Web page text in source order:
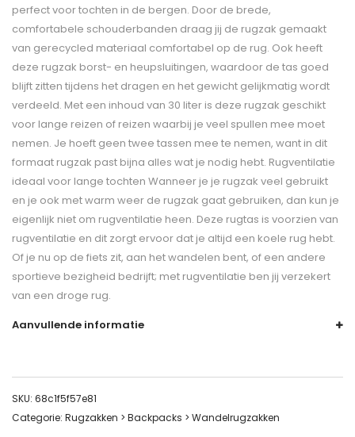
perfect voor tochten in de bergen. Door de brede,
comfortabele schouderbanden draag jij de rugzak gemaakt
van gerecycled materiaal comfortabel op de rug. Ook heeft
deze rugzak borst- en heupsluitingen, waardoor de tas goed
blijft zitten tijdens het dragen en het gewicht gelijkmatig wordt
verdeeld. Met een inhoud van 30 liter is deze rugzak geschikt
voor lange reizen of reizen waarbij je veel spullen mee moet
nemen. Je hoeft geen twee tassen mee te nemen, want in dit
formaat rugzak past bijna alles wat je nodig hebt. Rugventilatie
ideaal voor lange tochten Wanneer je je rugzak veel gebruikt
en je ook met warm weer de rugzak gaat gebruiken, dan kun je
eigenlijk niet om rugventilatie heen. Deze rugtas is voorzien van
rugventilatie en dit zorgt ervoor dat je altijd een koele rug hebt.
Of je nu op de fiets zit, aan het wandelen bent, of een andere
sportieve bezigheid bedrijft; met rugventilatie ben jij verzekert
van een droge rug.
Aanvullende informatie
SKU: 68c1f5f57e81
Categorie: Rugzakken > Backpacks > Wandelrugzakken